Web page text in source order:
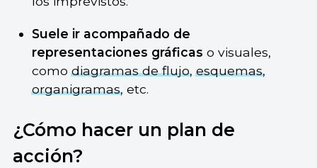
Suele ir acompañado de
representaciones gráficas o visuales,
comodiagramas de flujo,esquemas,
organigramas, etc.
¿Cómo hacer un plan de
acción?